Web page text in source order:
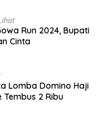
Run 2024, Bupati
Cinta
Lomba Domino Haji
Tembus 2 Ribu